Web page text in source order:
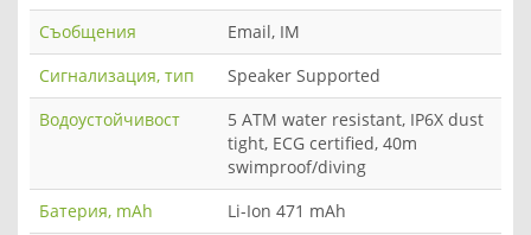
Съобщения
Email, IM
Сигнализация, тип
Speaker Supported
Водоустойчивост
5 ATM water resistant, IP6X dust
tight, ECG certified, 40m
swimproof/diving
Батерия, mAh
Li-Ion 471 mAh